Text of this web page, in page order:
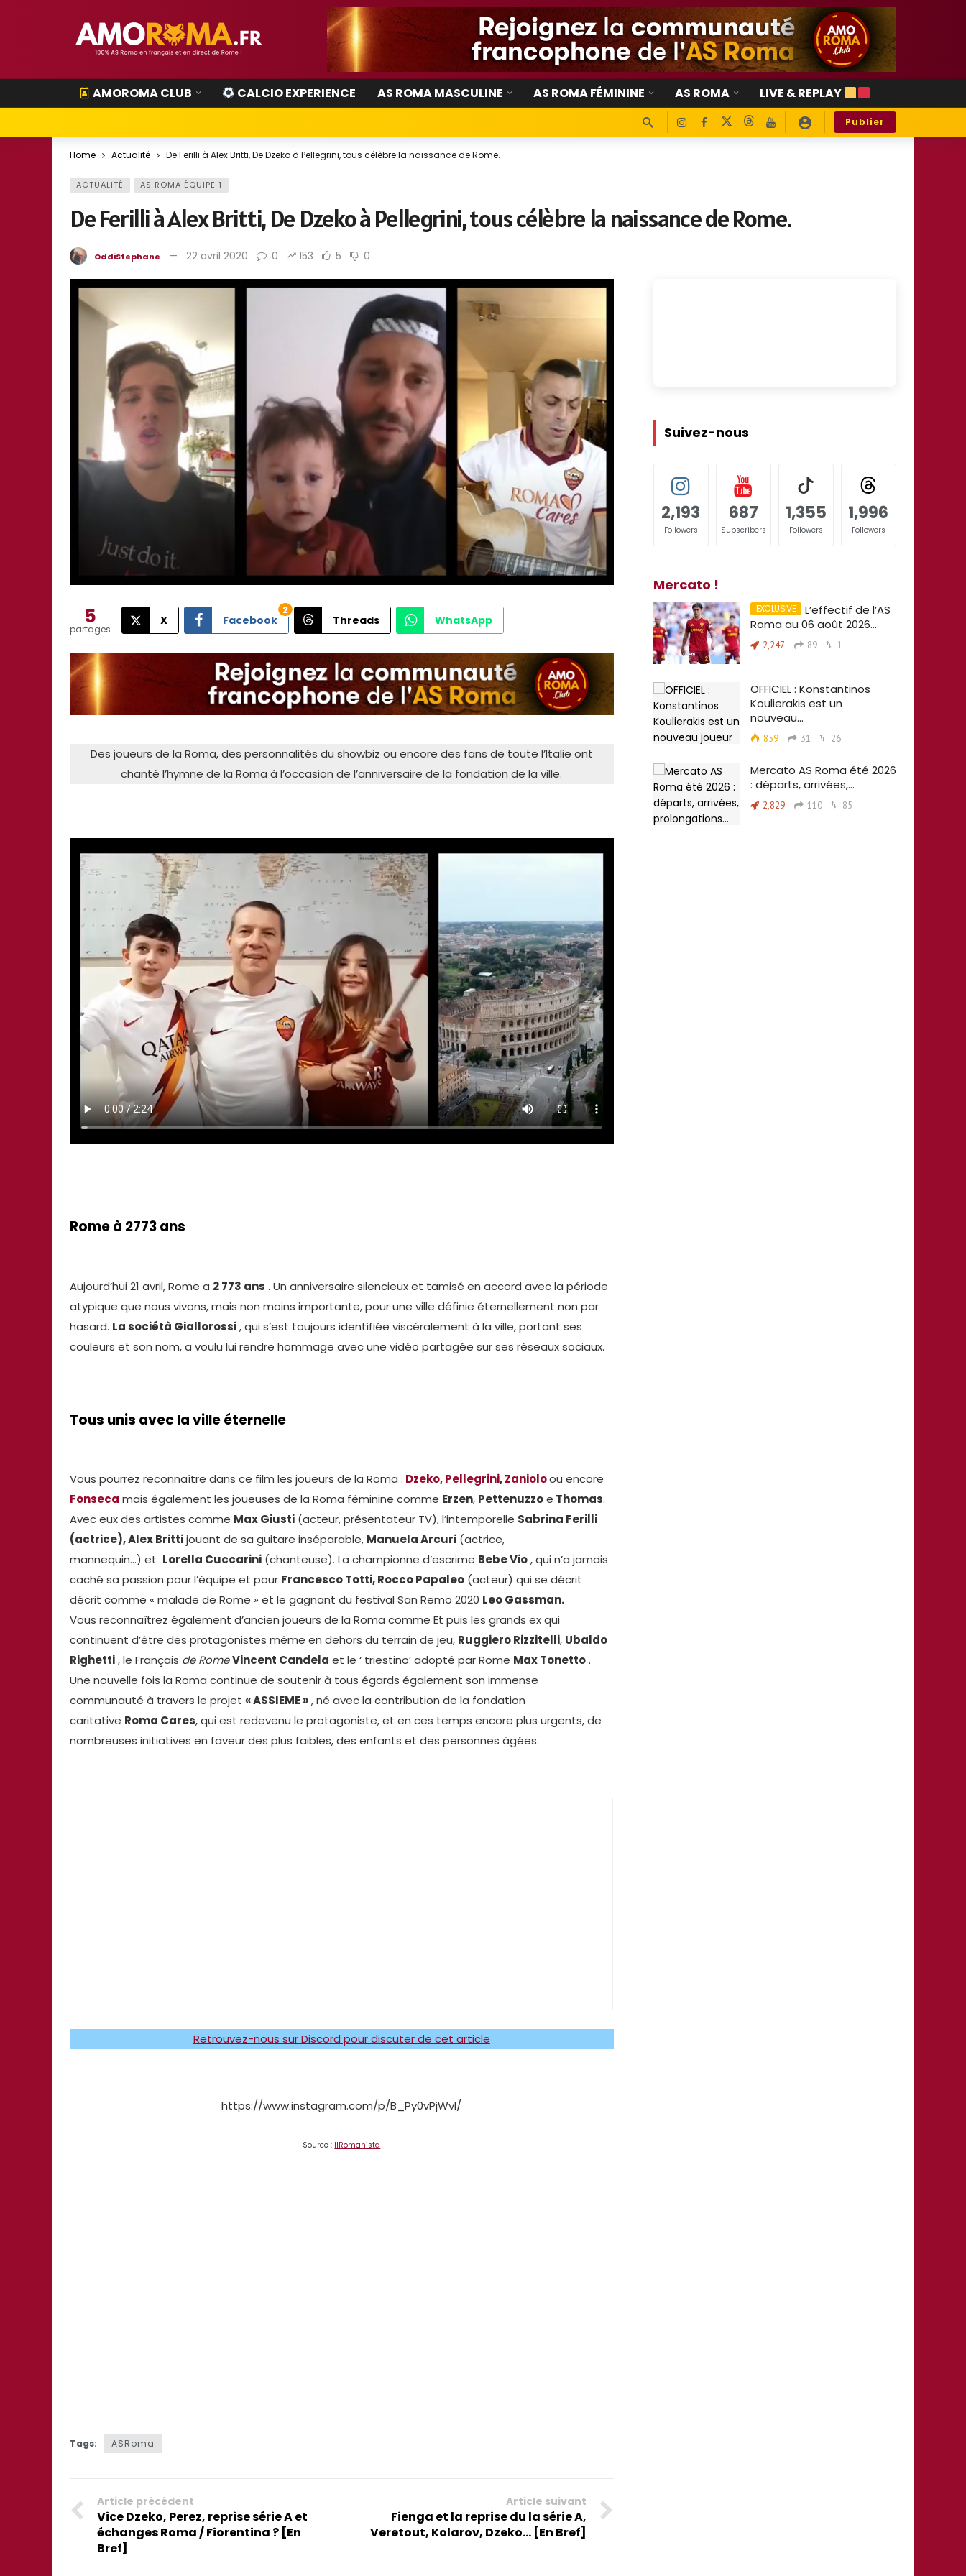
AMOROMA CLUB CALCIO EXPERIENCE AS ROMA MASCULINE AS ROMA FÉMININE AS ROMA LIVE & REPLAY
Publier
Home Actualité De Ferilli à Alex Britti, De Dzeko à Pellegrini, tous célèbre la naissance de Rome.
ACTUALITÉ AS ROMA ÉQUIPE 1
De Ferilli à Alex Britti, De Dzeko à Pellegrini, tous célèbre la naissance de Rome.
OddiStephane 22 avril 2020 0 153 5 0
5
partages
X Facebook
2
Threads WhatsApp
Des joueurs de la Roma, des personnalités du showbiz ou encore des fans de toute l’Italie ont
chanté l’hymne de la Roma à l’occasion de l’anniversaire de la fondation de la ville.
Rome à 2773 ans
Aujourd’hui 21 avril, Rome a 2 773 ans . Un anniversaire silencieux et tamisé en accord avec la période
atypique que nous vivons, mais non moins importante, pour une ville définie éternellement non par
hasard. La sociétà Giallorossi, qui s’est toujours identifiée viscéralement à la ville, portant ses
couleurs et son nom, a voulu lui rendre hommage avec une vidéo partagée sur ses réseaux sociaux.
Tous unis avec la ville éternelle
Vous pourrez reconnaître dans ce film les joueurs de la Roma : Dzeko,Pellegrini,Zanioloou encore
Fonseca mais également les joueuses de la Roma féminine comme Erzen, Pettenuzzoe Thomas.
Avec eux des artistes comme Max Giusti (acteur, présentateur TV), l’intemporelle Sabrina Ferilli
(actrice), Alex Brittijouant de sa guitare inséparable, Manuela Arcuri (actrice,
mannequin…) et Lorella Cuccarini (chanteuse). La championne d’escrime Bebe Vio, qui n’a jamais
caché sa passion pour l’équipe et pour Francesco Totti, Rocco Papaleo (acteur) qui se décrit
décrit comme « malade de Rome » et le gagnant du festival San Remo 2020 Leo Gassman.
Vous reconnaîtrez également d’ancien joueurs de la Roma comme Et puis les grands ex qui
continuent d’être des protagonistes même en dehors du terrain de jeu, Ruggiero Rizzitelli, Ubaldo
Righetti, le Français de RomeVincent Candela et le ‘ triestino’ adopté par Rome Max Tonetto.
Une nouvelle fois la Roma continue de soutenir à tous égards également son immense
communauté à travers le projet « ASSIEME », né avec la contribution de la fondation
caritative Roma Cares, qui est redevenu le protagoniste, et en ces temps encore plus urgents, de
nombreuses initiatives en faveur des plus faibles, des enfants et des personnes âgées.
Retrouvez-nous sur Discord pour discuter de cet article
https://www.instagram.com/p/B_Py0vPjWvI/
Source : IlRomanista
Tags: ASRoma
Article précédent
Vice Dzeko, Perez, reprise série A et
échanges Roma / Fiorentina ? [En
Bref]
Article suivant
Fienga et la reprise du la série A,
Veretout, Kolarov, Dzeko... [En Bref]
Suivez-nous
2,193
Followers
687
Subscribers
1,355
Followers
1,996
Followers
Mercato !
L’effectif de l’AS
Roma au 06 août 2026…
2,247 89 1
OFFICIEL : Konstantinos
Koulierakis est un
nouveau…
859 31 26
Mercato AS Roma été 2026
: départs, arrivées,…
2,829 110 85